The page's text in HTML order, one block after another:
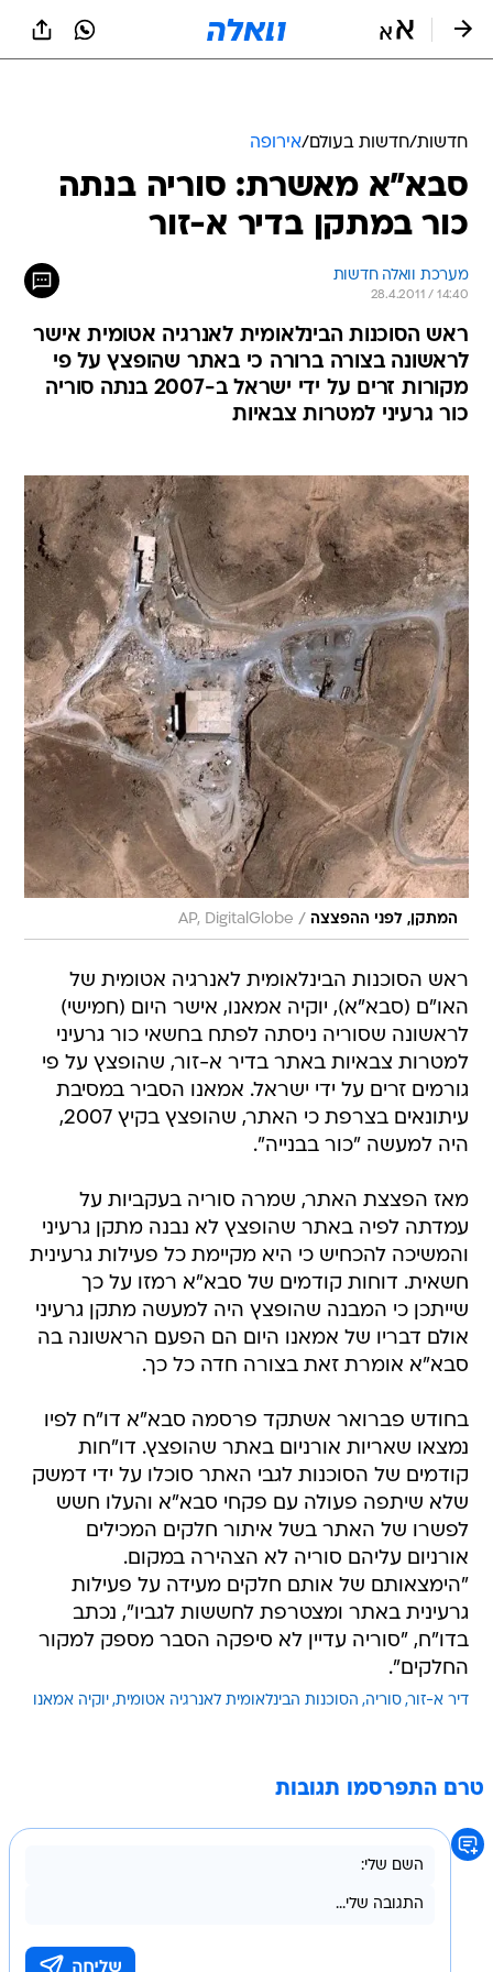
חדשות/חדשות בעולם/אירופה
סבא"א מאשרת: סוריה בנתה
כור במתקן בדיר א-זור
מערכת וואלה חדשות
28.4.2011 / 14:40
ראש הסוכנות הבינלאומית לאנרגיה אטומית אישר
לראשונה בצורה ברורה כי באתר שהופצץ על פי
מקורות זרים על ידי ישראל ב-2007 בנתה סוריה
כור גרעיני למטרות צבאיות
המתקן, לפני ההפצצה /
AP, DigitalGlobe
ראש הסוכנות הבינלאומית לאנרגיה אטומית של
האו"ם (סבא"א), יוקיה אמאנו, אישר היום (חמישי)
לראשונה שסוריה ניסתה לפתח בחשאי כור גרעיני
למטרות צבאיות באתר בדיר א-זור, שהופצץ על פי
גורמים זרים על ידי ישראל. אמאנו הסביר במסיבת
עיתונאים בצרפת כי האתר, שהופצץ בקיץ 2007,
היה למעשה "כור בבנייה".
מאז הפצצת האתר, שמרה סוריה בעקביות על
עמדתה לפיה באתר שהופצץ לא נבנה מתקן גרעיני
והמשיכה להכחיש כי היא מקיימת כל פעילות גרעינית
חשאית. דוחות קודמים של סבא"א רמזו על כך
שייתכן כי המבנה שהופצץ היה למעשה מתקן גרעיני
אולם דבריו של אמאנו היום הם הפעם הראשונה בה
סבא"א אומרת זאת בצורה חדה כל כך.
בחודש פברואר אשתקד פרסמה סבא"א דו"ח לפיו
נמצאו שאריות אורניום באתר שהופצץ. דו"חות
קודמים של הסוכנות לגבי האתר סוכלו על ידי דמשק
שלא שיתפה פעולה עם פקחי סבא"א והעלו חשש
לפשרו של האתר בשל איתור חלקים המכילים
אורניום עליהם סוריה לא הצהירה במקום.
"הימצאותם של אותם חלקים מעידה על פעילות
גרעינית באתר ומצטרפת לחששות לגביו", נכתב
בדו"ח, "סוריה עדיין לא סיפקה הסבר מספק למקור
החלקים".
דיר א-זור סוריה הסוכנות הבינלאומית לאנרגיה אטומית יוקיה אמאנו
טרם התפרסמו תגובות